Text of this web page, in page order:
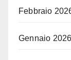
Febbraio
Gennaio 2026